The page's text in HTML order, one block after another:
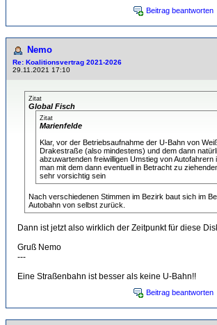
Beitrag beantworten
Nemo
Re: Koalitionsvertrag 2021-2026
29.11.2021 17:10
Zitat
Global Fisch
Zitat
Marienfelde
Klar, vor der Betriebsaufnahme der U-Bahn von
Drakestraße (also mindestens) und dem dann
abzuwartenden freiwilligen Umstieg von Autofahrern
man mit dem dann eventuell in Betracht zu
sehr vorsichtig sein
Nach verschiedenen Stimmen im Bezirk baut sich im
Autobahn von selbst zurück.
Dann ist jetzt also wirklich der Zeitpunkt für diese
Gruß Nemo
---
Eine Straßenbahn ist besser als keine U-Bahn!!
Beitrag beantworten